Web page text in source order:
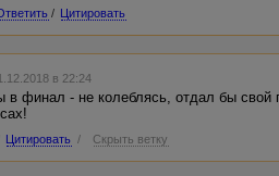
/ Цитировать
в 22:24
в финал - не колеблясь, отдал бы
Цитировать / Скрыть ветку